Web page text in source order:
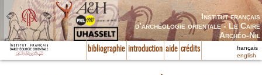
Institut français
d’archéologie orientale - Le Caire
Archéo-Nil
bibliographie introduction aide crédits
français
english